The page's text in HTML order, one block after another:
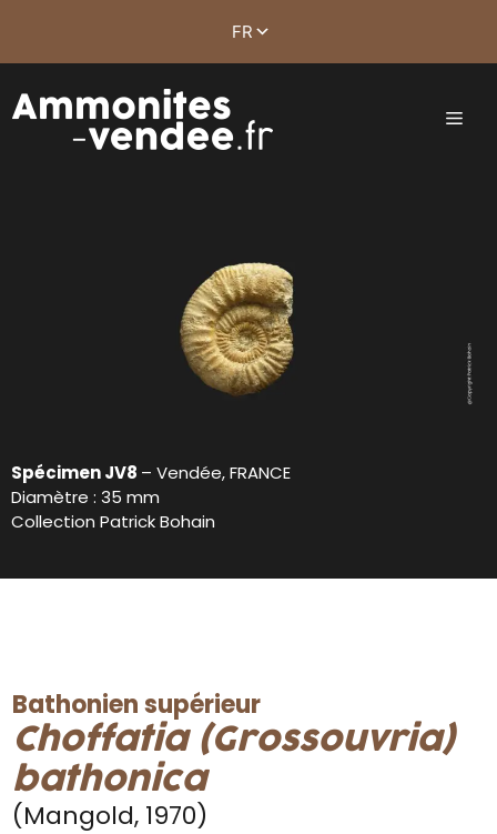
Spécimen JV8 – Vendée, FRANCE
Diamètre : 35 mm
Collection Patrick Bohain
Bathonien supérieur
Choffatia (Grossouvria)
bathonica
(Mangold, 1970)